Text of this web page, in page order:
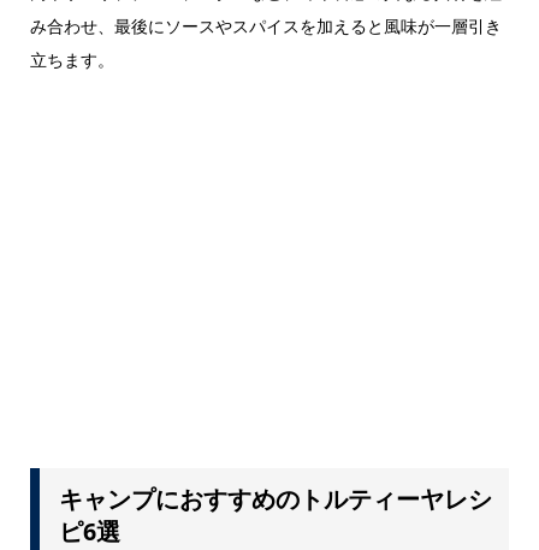
み合わせ、最後にソースやスパイスを加えると風味が一層引き
立ちます。
キャンプにおすすめのトルティーヤレシ
ピ6選